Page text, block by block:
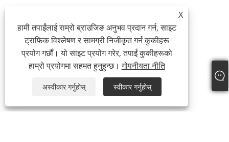
X
हामी तपाईंलाई राम्रो ब्राउजिङ अनुभव प्रदान गर्न, साइट
ट्राफिक विश्लेषण र सामग्री निजीकृत गर्न कुकीहरू
प्रयोग गर्छौं। यो साइट प्रयोग गरेर, तपाईं कुकीहरूको
हाम्रो प्रयोगमा सहमत हुनुहुन्छ।गोपनीयता नीति
अस्वीकार गर्नुहोस् स्वीकार गर्नुहोस्